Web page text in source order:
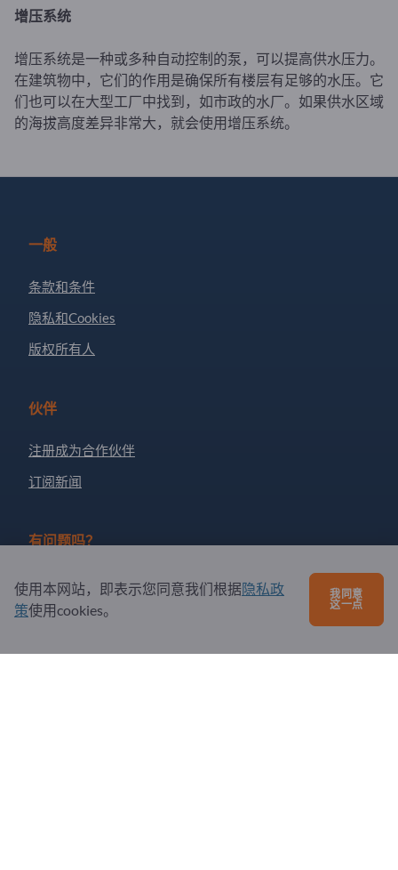
增压系统
增压系统是一种或多种自动控制的泵，可以提高供水压力。
在建筑物中，它们的作用是确保所有楼层有足够的水压。它
们也可以在大型工厂中找到，如市政的水厂。如果供水区域
的海拔高度差异非常大，就会使用增压系统。
一般
条款和条件
隐私和Cookies
版权所有人
伙伴
注册成为合作伙伴
订阅新闻
有问题吗？
问题和回答
我们提供的服务
使用本网站，即表示您同意我们根据隐私政
策使用cookies。
我同意
这一点